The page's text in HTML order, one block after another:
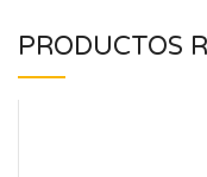
PRODUCTOS